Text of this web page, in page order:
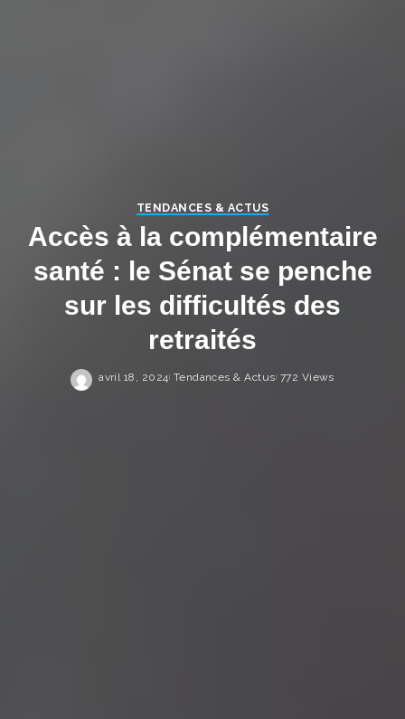
TENDANCES & ACTUS
Accès à la complémentaire
santé : le Sénat se penche
sur les difficultés des
retraités
avril 18, 2024 Tendances & Actus 772 Views